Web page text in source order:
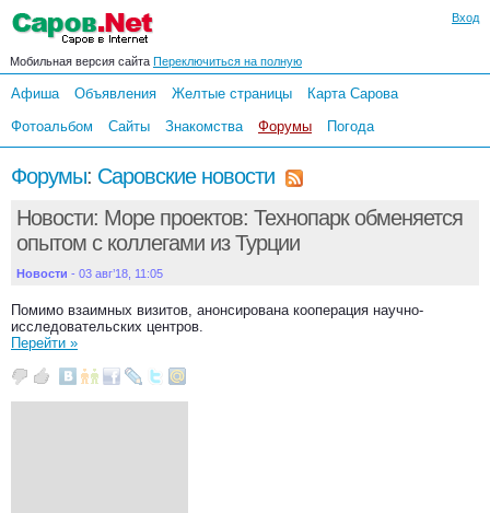
Вход
Мобильная версия сайта Переключиться на полную
Афиша Объявления Желтые страницы
Карта Сарова
Фотоальбом
Сайты Знакомства Форумы Погода
Форумы: Саровские новости
Новости: Море проектов: Технопарк обменяется
опытом с коллегами из Турции
Новости - 03 авг’18, 11:05
Помимо взаимных визитов, анонсирована кооперация научно-
исследовательских центров.
Перейти »